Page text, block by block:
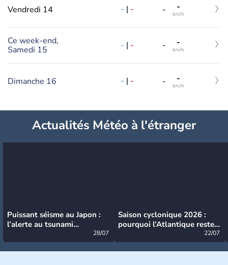
Vendredi 14 - | - - -
km/h
Ce week-end,
Samedi 15
- | - - -
km/h
Dimanche 16 - | - - -
km/h
Actualités Météo à l'étranger
Puissant séisme au Japon :
l’alerte au tsunami
28/07
Saison cyclonique 2026 :
pourquoi l’Atlantique reste
22/07